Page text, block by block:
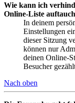
Wie kann ich
Online-Liste
In deinem
Einstellungen
dieser Sitzung
können nur
deinen Online-
Besucher
Nach oben